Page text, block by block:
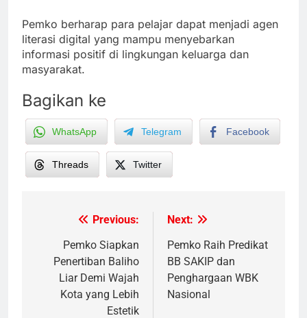
Pemko berharap para pelajar dapat menjadi agen
literasi digital yang mampu menyebarkan
informasi positif di lingkungan keluarga dan
masyarakat.
Bagikan ke
WhatsApp Telegram Facebook
Threads Twitter
navigation
Previous:
Pemko Siapkan
Penertiban Baliho
Liar Demi Wajah
Kota yang Lebih
Estetik
Next:
Pemko Raih Predikat
BB SAKIP dan
Penghargaan WBK
Nasional